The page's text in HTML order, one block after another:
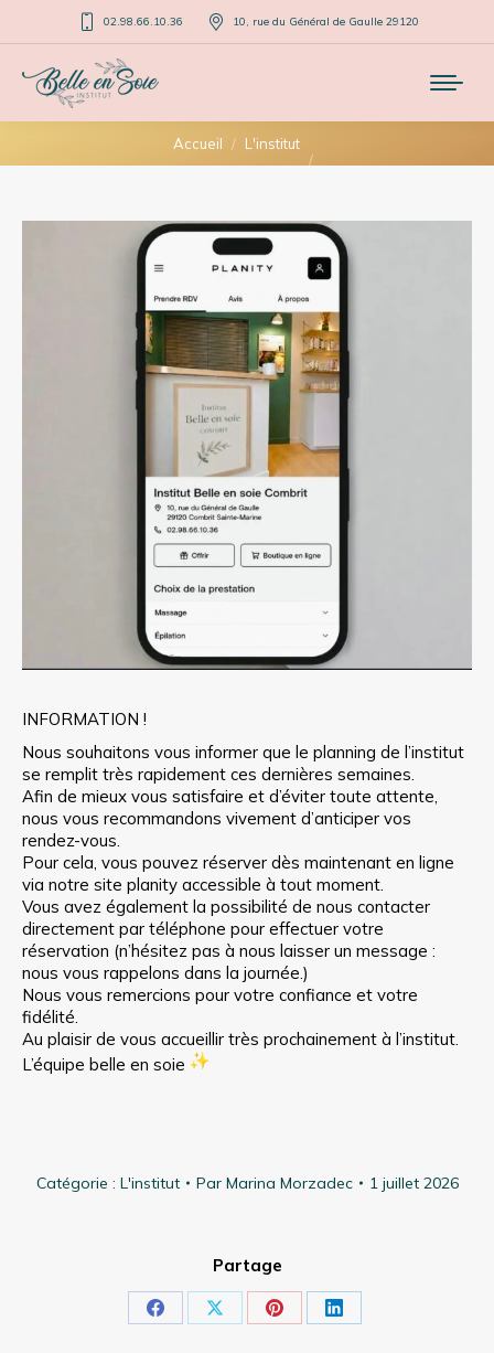
02.98.66.10.36 10, rue du Général de Gaulle 29120
Vous êtes ici :
Accueil L'institut
INFORMATION !
Nous souhaitons vous informer que le planning de l’institut
se remplit très rapidement ces dernières semaines.
Afin de mieux vous satisfaire et d’éviter toute attente,
nous vous recommandons vivement d’anticiper vos
rendez-vous.
Pour cela, vous pouvez réserver dès maintenant en ligne
via notre site planity accessible à tout moment.
Vous avez également la possibilité de nous contacter
directement par téléphone pour effectuer votre
réservation (n’hésitez pas à nous laisser un message :
nous vous rappelons dans la journée.)
Nous vous remercions pour votre confiance et votre
fidélité.
Au plaisir de vous accueillir très prochainement à l’institut.
L’équipe belle en soie
Catégorie : L'institut Par Marina Morzadec 1 juillet 2026
Partage
PartagerPartagerPartagerPartager